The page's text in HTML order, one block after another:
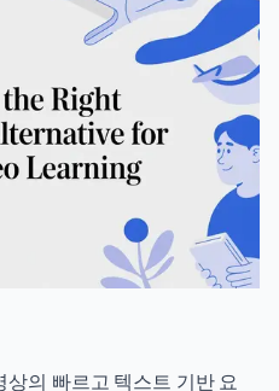
의 빠르고 텍스트 기반 요